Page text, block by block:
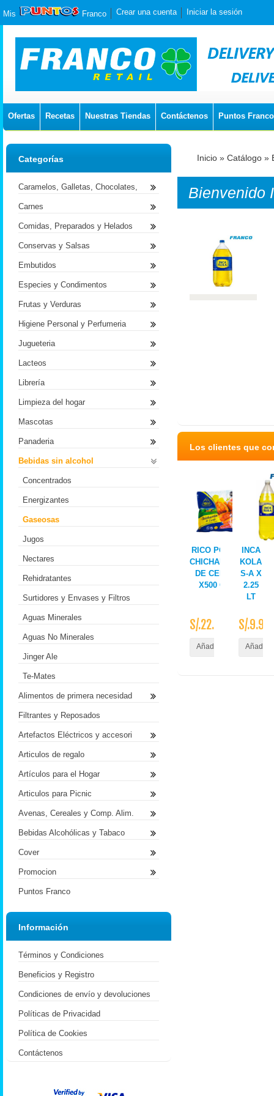
Mis Franco Crear una cuenta Iniciar la sesión
Ofertas Recetas Nuestras Tiendas Contáctenos Puntos Franco
Inicio » Catálogo »
Bienvenido
Los clientes que
RICO POLLO
CHICHARRON
DE CERDO
X500 GR.
S/.22.50
Añadir al Carrito
INCA
KOLA
S-A X
2.25
LT
S/.9.90
Añadir
Categorías
Caramelos, Galletas, Chocolates,
Carnes
Comidas, Preparados y Helados
Conservas y Salsas
Embutidos
Especies y Condimentos
Frutas y Verduras
Higiene Personal y Perfumeria
Jugueteria
Lacteos
Librería
Limpieza del hogar
Mascotas
Panaderia
Bebidas sin alcohol
Concentrados
Energizantes
Gaseosas
Jugos
Nectares
Rehidratantes
Surtidores y Envases y Filtros
Aguas Minerales
Aguas No Minerales
Jinger Ale
Te-Mates
Alimentos de primera necesidad
Filtrantes y Reposados
Artefactos Eléctricos y accesori
Articulos de regalo
Artículos para el Hogar
Articulos para Picnic
Avenas, Cereales y Comp. Alim.
Bebidas Alcohólicas y Tabaco
Cover
Promocion
Puntos Franco
Información
Términos y Condiciones
Beneficios y Registro
Condiciones de envío y devoluciones
Políticas de Privacidad
Política de Cookies
Contáctenos